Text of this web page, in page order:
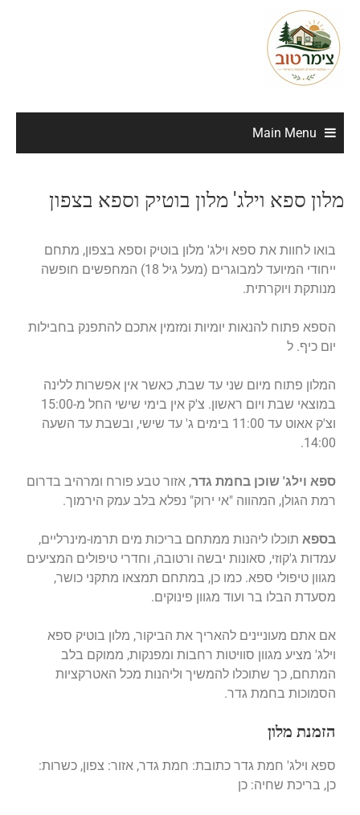
Main Menu
מלון ספא וילג' מלון בוטיק וספא בצפון
בואו לחוות את ספא וילג' מלון בוטיק וספא בצפון, מתחם
ייחודי המיועד למבוגרים (מעל גיל 18) המחפשים חופשה
מנותקת ויוקרתית.
הספא פתוח להנאות יומיות ומזמין אתכם להתפנק בחבילות
יום כיף. ל
המלון פתוח מיום שני עד שבת, כאשר אין אפשרות ללינה
במוצאי שבת ויום ראשון. צ'ק אין בימי שישי החל מ-15:00
וצ'ק אאוט עד 11:00 בימים ג' עד שישי, ובשבת עד השעה
14:00.
ספא וילג' שוכן בחמת גדר, אזור טבע פורח ומרהיב בדרום
רמת הגולן, המהווה "אי ירוק" נפלא בלב עמק הירמוך.
בספא תוכלו ליהנות ממתחם בריכות מים תרמו-מינרליים,
עמדות ג'קוזי, סאונות יבשה ורטובה, וחדרי טיפולים המציעים
מגוון טיפולי ספא. כמו כן, במתחם תמצאו מתקני כושר,
מסעדת הבלו בר ועוד מגוון פינוקים.
אם אתם מעוניינים להאריך את הביקור, מלון בוטיק ספא
וילג' מציע מגוון סוויטות רחבות ומפנקות, ממוקם בלב
המתחם, כך שתוכלו להמשיך וליהנות מכל האטרקציות
הסמוכות בחמת גדר.
הזמנת מלון
ספא וילג' חמת גדר כתובת: חמת גדר, אזור: צפון, כשרות:
כן, בריכת שחיה: כן